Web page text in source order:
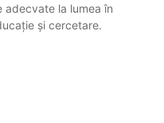
la lumea în
și cercetare.